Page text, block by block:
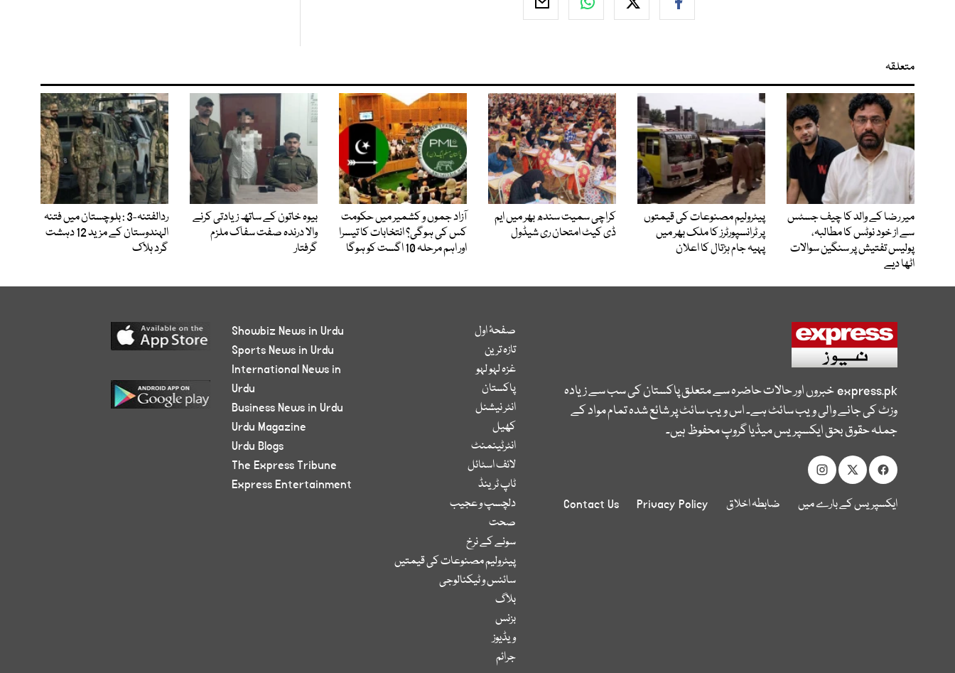
متعلقہ
میر رضا کے والد کا چیف جسٹس
سے از خود نوٹس کا مطالبہ،
پولیس تفتیش پر سنگین سوالات
اٹھا دیے
پیٹرولیم مصنوعات کی قیمتوں
پر ٹرانسپورٹرز کا ملک بھر میں
پہیہ جام ہڑتال کا اعلان
کراچی سمیت سندھ بھر میں ایم
ڈی کیٹ امتحان ری شیڈول
آزاد جموں و کشمیر میں حکومت
کس کی ہوگی؟ انتخابات کا تیسرا
اور اہم مرحلہ 10 اگست کو ہوگا
بیوہ خاتون کے ساتھ زیادتی کرنے
والا درندہ صفت سفاک ملزم
گرفتار
ردالفتنہ-3 : بلوچستان میں فتنہ
الہندوستان کے مزید 12 دہشت
گرد ہلاک
express.pkخبروں اور حالات حاضرہ سے متعلق پاکستان کی سب سے زیادہ
وزٹ کی جانے والی ویب سائٹ ہے۔ اس ویب سائٹ پر شائع شدہ تمام مواد کے
جملہ حقوق بحق ایکسپریس میڈیا گروپ محفوظ ہیں۔
ایکسپریس کے بارے میں ضابطہ اخلاق Privacy Policy
Contact Us
صفحۂ اول
تازہ ترین
غزہ لہو لہو
پاکستان
انٹر نیشنل
کھیل
انٹرٹینمنٹ
لائف اسٹائل
ٹاپ ٹرینڈ
دلچسپ و عجیب
صحت
سونے کے نرخ
پیٹرولیم مصنوعات کی قیمتیں
سائنس و ٹیکنالوجی
بلاگ
بزنس
ویڈیوز
جرائم
Showbiz News in Urdu
Sports News in Urdu
International News in
Urdu
Business News in Urdu
Urdu Magazine
Urdu Blogs
The Express Tribune
Express Entertainment